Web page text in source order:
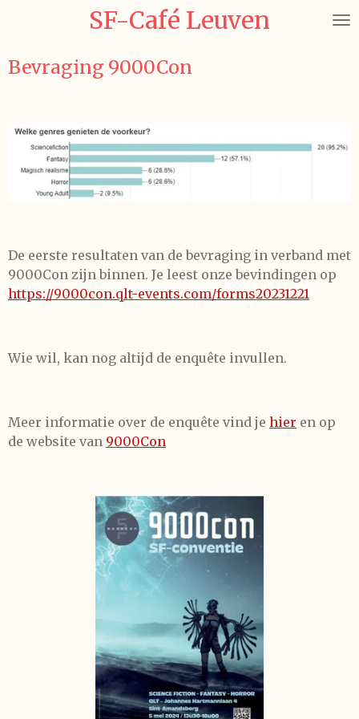
de
SF-Café Leuven
Bevraging 9000Con
De eerste resultaten van de bevraging in verband met
9000Con zijn binnen. Je leest onze bevindingen op
https://9000con.qlt-events.com/forms20231221
Wie wil, kan nog altijd de enquête invullen.
Meer informatie over de enquête vind je hier en op
de website van 9000Con